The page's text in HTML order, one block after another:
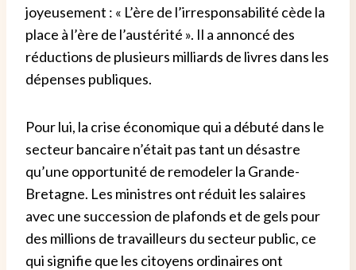
joyeusement : « L’ère de l’irresponsabilité cède la
place à l’ère de l’austérité ». Il a annoncé des
réductions de plusieurs milliards de livres dans les
dépenses publiques.
Pour lui, la crise économique qui a débuté dans le
secteur bancaire n’était pas tant un désastre
qu’une opportunité de remodeler la Grande-
Bretagne. Les ministres ont réduit les salaires
avec une succession de plafonds et de gels pour
des millions de travailleurs du secteur public, ce
qui signifie que les citoyens ordinaires ont